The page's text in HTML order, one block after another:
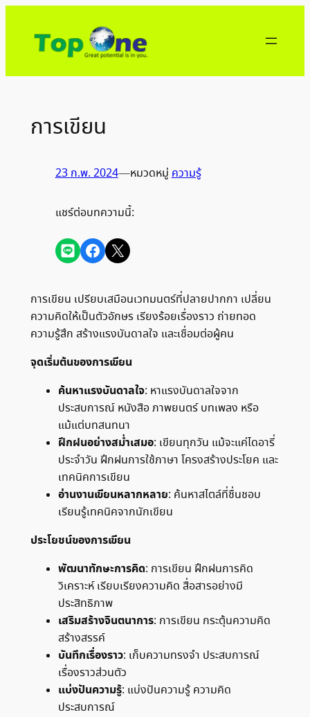
การเขียน
23 ก.พ. 2024—หมวดหมู่ความรู้
แชร์ต่อบทความนี้:
Share on LINEShare on Facebook
Share on X
การเขียน เปรียบเสมือนเวทมนตร์ที่ปลายปากกา เปลี่ยน
ความคิดให้เป็นตัวอักษร เรียงร้อยเรื่องราว ถ่ายทอด
ความรู้สึก สร้างแรงบันดาลใจ และเชื่อมต่อผู้คน
จุดเริ่มต้นของการเขียน
ค้นหาแรงบันดาลใจ: หาแรงบันดาลใจจาก
ประสบการณ์ หนังสือ ภาพยนตร์ บทเพลง หรือ
แม้แต่บทสนทนา
ฝึกฝนอย่างสม่ำเสมอ: เขียนทุกวัน แม้จะแค่ไดอารี่
ประจำวัน ฝึกฝนการใช้ภาษา โครงสร้างประโยค และ
เทคนิคการเขียน
อ่านงานเขียนหลากหลาย: ค้นหาสไตล์ที่ชื่นชอบ
เรียนรู้เทคนิคจากนักเขียน
ประโยชน์ของการเขียน
พัฒนาทักษะการคิด: การเขียน ฝึกฝนการคิด
วิเคราะห์ เรียบเรียงความคิด สื่อสารอย่างมี
ประสิทธิภาพ
เสริมสร้างจินตนาการ: การเขียน กระตุ้นความคิด
สร้างสรรค์
บันทึกเรื่องราว: เก็บความทรงจำ ประสบการณ์
เรื่องราวส่วนตัว
แบ่งปันความรู้: แบ่งปันความรู้ ความคิด
ประสบการณ์